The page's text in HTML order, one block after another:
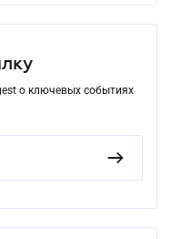
о ключевых событиях